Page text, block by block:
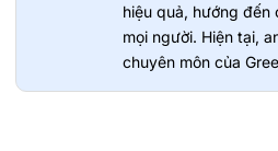
hiệu quả, hướng đến
mọi người. Hiện tại,
chuyên môn của